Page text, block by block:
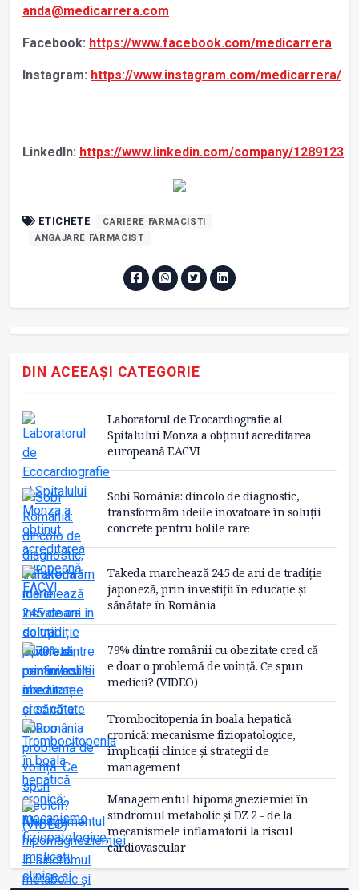
anda@medicarrera.com
Facebook: https://www.facebook.com/medicarrera
Instagram: https://www.instagram.com/medicarrera/
LinkedIn: https://www.linkedin.com/company/1289123
ETICHETE
CARIERE FARMACISTI
ANGAJARE FARMACIST
DIN ACEEAȘI CATEGORIE
Laboratorul de Ecocardiografie al
Spitalului Monza a obținut acreditarea
europeană EACVI
Sobi România: dincolo de diagnostic,
transformăm ideile inovatoare în soluții
concrete pentru bolile rare
Takeda marchează 245 de ani de tradiție
japoneză, prin investiții în educație și
sănătate în România
79% dintre românii cu obezitate cred că
e doar o problemă de voință. Ce spun
medicii? (VIDEO)
Trombocitopenia în boala hepatică
cronică: mecanisme fiziopatologice,
implicații clinice și strategii de
management
Managementul hipomagneziemiei în
sindromul metabolic și DZ 2 - de la
mecanismele inflamatorii la riscul
cardiovascular